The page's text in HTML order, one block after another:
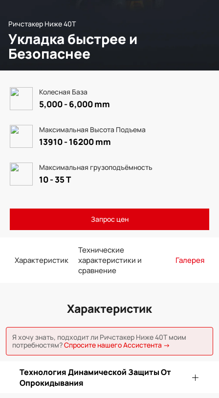
Ричстакер Ниже 40Т
Укладка быстрее и
Безопаснее
Колесная База
5,000 - 6,000 mm
Максимальная Высота Подъема
13910 - 16200 mm
Максимальная грузоподъёмность
10 - 35 T
Запрос цен
Характеристик
Технические
характеристики и
сравнение
Галерея
Характеристик
Я хочу знать, подходит ли Ричстакер Ниже 40Т моим
потребностям?Спросите нашего Ассистента →
Технология Динамической Защиты От
Опрокидывания